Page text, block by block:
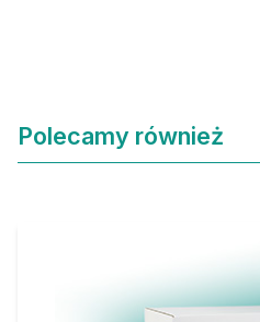
Polecamy również